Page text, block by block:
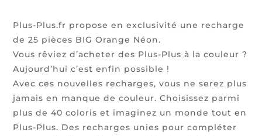
Plus-Plus.fr propose en exclusivité une recharge
de 25 pièces BIG Orange Néon.
Vous rêviez d’acheter des Plus-Plus à la couleur ?
Aujourd’hui c’est enfin possible !
Avec ces nouvelles recharges, vous ne serez plus
jamais en manque de couleur. Choisissez parmi
plus de 40 coloris et imaginez un monde tout en
Plus-Plus. Des recharges unies pour compléter